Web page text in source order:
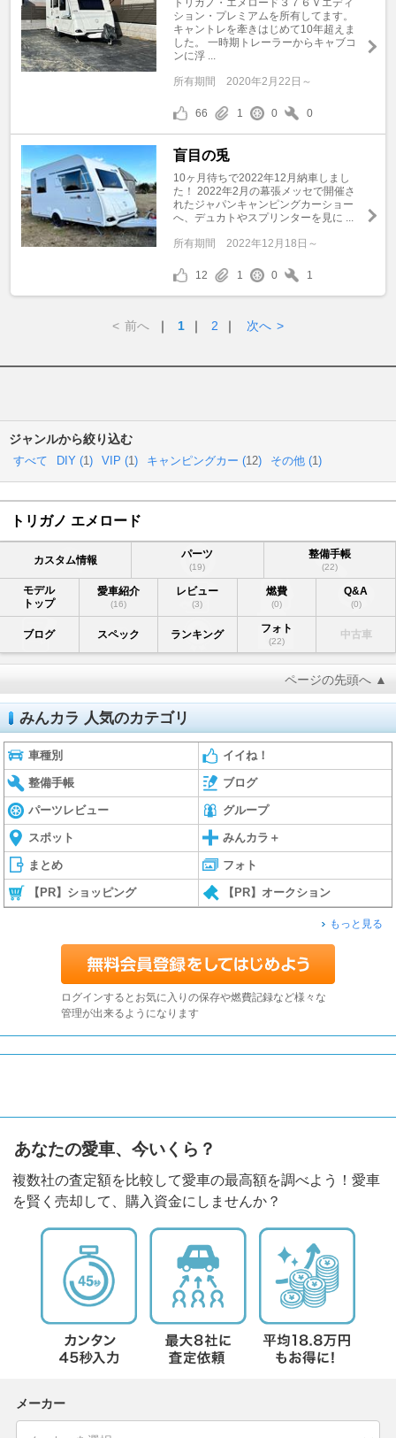
トリガノ・エメロード３７６Ｖエディ
ション・プレミアムを所有してます。
キャントレを牽きはじめて10年超えま
した。 一時期トレーラーからキャブコ
ンに浮 ...
所有期間 2020年2月22日～
66 1 0 0
盲目の兎
10ヶ月待ちで2022年12月納車しまし
た！ 2022年2月の幕張メッセで開催さ
れたジャパンキャンピングカーショー
へ、デュカトやスプリンターを見に ...
所有期間 2022年12月18日～
12 1 0 1
< 前へ ｜ 1 ｜ 2 ｜ 次へ >
ジャンルから絞り込む
すべて DIY (1) VIP (1) キャンピングカー (12) その他 (1)
トリガノ エメロード
カスタム情報 パーツ
(19)
整備手帳
(22)
モデル
トップ
愛車紹介
(16)
レビュー
(3)
燃費
(0)
Q&A
(0)
ブログ スペック ランキング フォト
(22)
中古車
ページの先頭へ ▲
みんカラ 人気のカテゴリ
車種別 イイね！
整備手帳 ブログ
パーツレビュー グループ
スポット みんカラ＋
まとめ フォト
【PR】ショッピング 【PR】オークション
もっと見る
ログインするとお気に入りの保存や燃費記録など様々な
管理が出来るようになります
あなたの愛車、今いくら？
複数社の査定額を比較して愛車の最高額を調べよう！愛車
を賢く売却して、購入資金にしませんか？
メーカー